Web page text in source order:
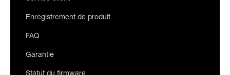
Enregistrement de produit
FAQ
Garantie